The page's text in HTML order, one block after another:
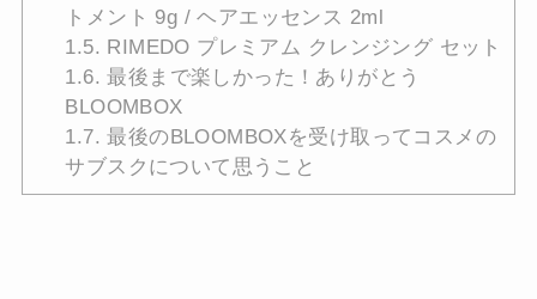
トメント 9g / ヘアエッセンス 2ml
1.5. RIMEDO プレミアム クレンジング セット
1.6. 最後まで楽しかった！ありがとう
BLOOMBOX
1.7. 最後のBLOOMBOXを受け取ってコスメの
サブスクについて思うこと